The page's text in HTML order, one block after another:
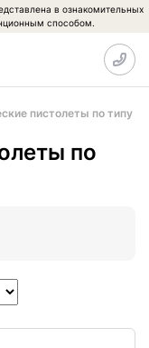
в ознакомительных
способом.
пистолеты по типу
по